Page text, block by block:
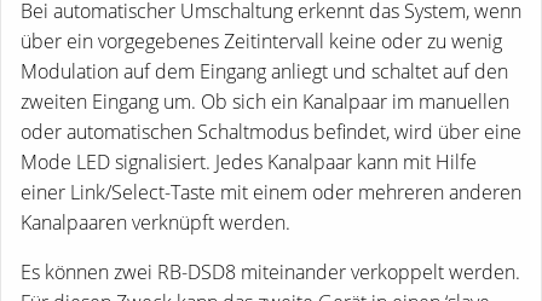
Bei automatischer Umschaltung erkennt das System, wenn
über ein vorgegebenes Zeitintervall keine oder zu wenig
Modulation auf dem Eingang anliegt und schaltet auf den
zweiten Eingang um. Ob sich ein Kanalpaar im manuellen
oder automatischen Schaltmodus befindet, wird über eine
Mode LED signalisiert. Jedes Kanalpaar kann mit Hilfe
einer Link/Select-Taste mit einem oder mehreren anderen
Kanalpaaren verknüpft werden.
Es können zwei RB-DSD8 miteinander verkoppelt werden.